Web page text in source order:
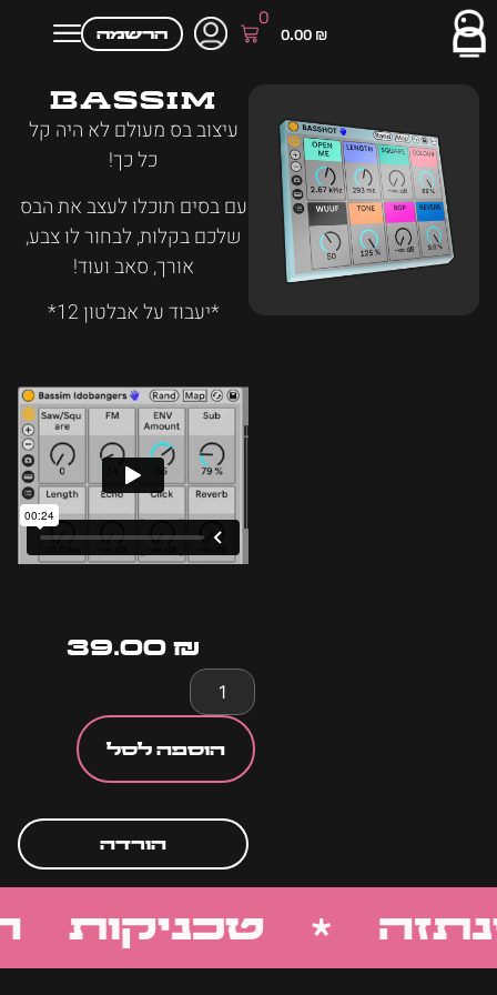
הרשמה 0.00 ₪
0
Bassim
עיצוב בס מעולם לא היה קל
כל כך!
עם בסים תוכלו לעצב את הבס
שלכם בקלות, לבחור לו צבע,
אורך, סאב ועוד!
*יעבוד על אבלטון 12*
39.00 ₪
הוספה לסל
הורדה
* טכניקות